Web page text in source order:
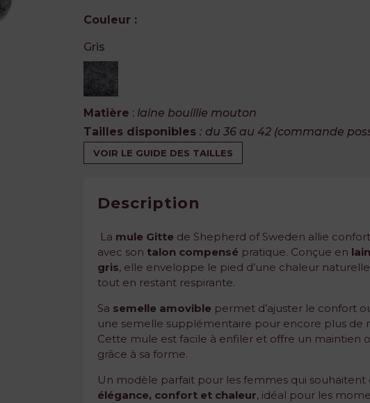
Couleur :
Gris
Matière : laine bouillie mouton
Tailles disponibles : du 36 au 42 (commande
VOIR LE GUIDE DES TAILLES
Description
La mule Gitte de Shepherd of Sweden allie
avec son talon compensé pratique. Conçue en
gris, elle enveloppe le pied d’une chaleur
tout en restant respirante.
Sa semelle amovible permet d’ajuster le confort
une semelle supplémentaire pour encore plus de
Cette mule est facile à enfiler et offre un maintien
grâce à sa forme.
Un modèle parfait pour les femmes qui
élégance, confort et chaleur, idéal pour les